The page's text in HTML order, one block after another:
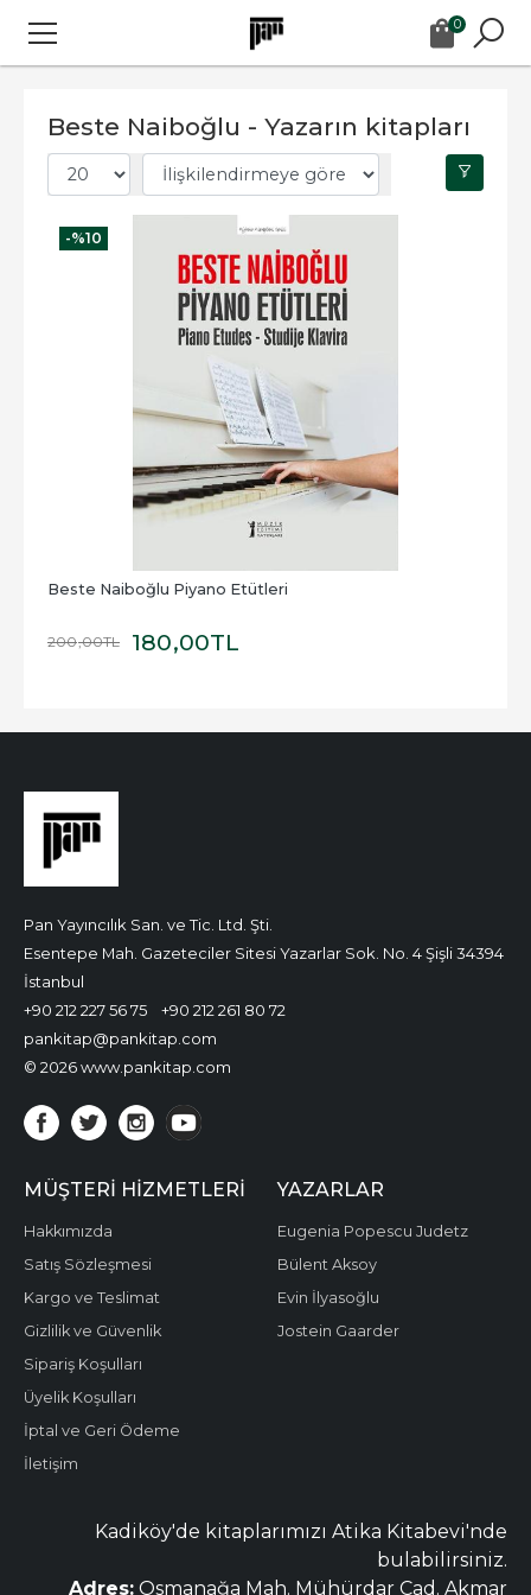
0
Beste Naiboğlu - Yazarın kitapları
-%10
Beste Naiboğlu Piyano Etütleri
200,00TL 180,00TL
Pan Yayıncılık San. ve Tic. Ltd. Şti.
Esentepe Mah. Gazeteciler Sitesi Yazarlar Sok. No. 4 Şişli 34394
İstanbul
+90 212 227 56 75
+90 212 261 80 72
pankitap@pankitap.com
© 2026 www.pankitap.com
MÜŞTERI HIZMETLERI
Hakkımızda
Satış Sözleşmesi
Kargo ve Teslimat
Gizlilik ve Güvenlik
Sipariş Koşulları
Üyelik Koşulları
İptal ve Geri Ödeme
İletişim
YAZARLAR
Eugenia Popescu Judetz
Bülent Aksoy
Evin İlyasoğlu
Jostein Gaarder
Kadiköy'de kitaplarımızı Atika Kitabevi'nde
bulabilirsiniz.
Adres: Osmanağa Mah. Mühürdar Cad. Akmar